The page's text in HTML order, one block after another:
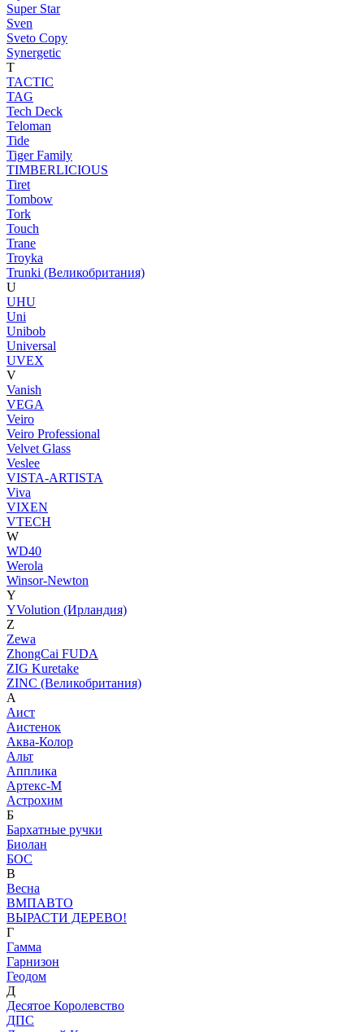
Super Star
Sven
Sveto Copy
Synergetic
T
TACTIC
TAG
Tech Deck
Teloman
Tide
Tiger Family
TIMBERLICIOUS
Tiret
Tombow
Tork
Touch
Trane
Troyka
Trunki (Великобритания)
U
UHU
Uni
Unibob
Universal
UVEX
V
Vanish
VEGA
Veiro
Veiro Professional
Velvet Glass
Veslee
VISTA-ARTISTA
Viva
VIXEN
VTECH
W
WD40
Werola
Winsor-Newton
Y
YVolution (Ирландия)
Z
Zewa
ZhongCai FUDA
ZIG Kuretake
ZINC (Великобритания)
А
Аист
Аистенок
Аква-Колор
Альт
Апплика
Артекс-М
Астрохим
Б
Бархатные ручки
Биолан
БОС
В
Весна
ВМПАВТО
ВЫРАСТИ ДЕРЕВО!
Г
Гамма
Гарнизон
Геодом
Д
Десятое Королевство
ДПС